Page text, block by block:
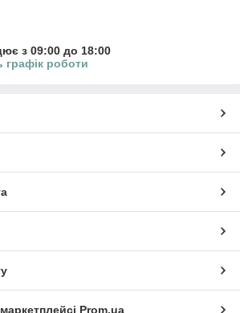
з 09:00 до 18:00
графік роботи
Prom.ua